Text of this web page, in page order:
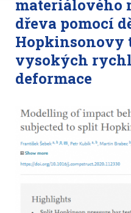
materiálového
dřeva pomocí
Hopkinsonovy
vysokých
deformace